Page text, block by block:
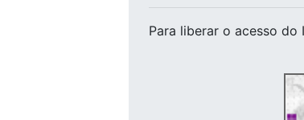
Para liberar o acesso do